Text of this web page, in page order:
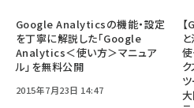
Google Analyticsの機能・設定
を丁寧に解説した「Google
Analytics＜使い方＞マニュア
ル」を無料公開
2015年7月23日 14:47